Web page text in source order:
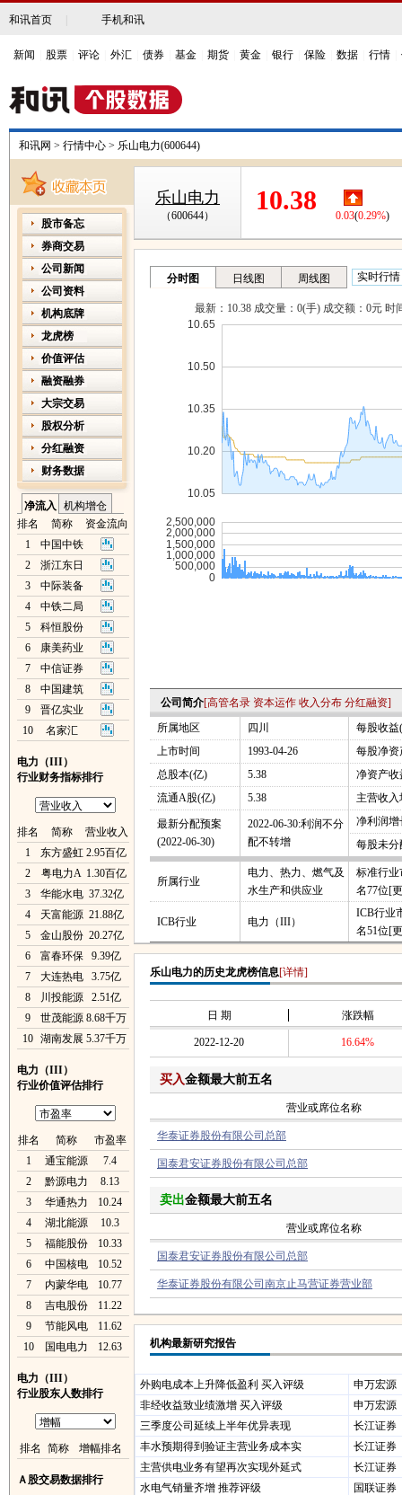
和讯首页 手机和讯
新闻 股票 评论 外汇 债券 基金 期货 黄金 银行 保险 数据 行情
和讯网 > 行情中心 > 乐山电力(600644)
股市备忘
券商交易
公司新闻
公司资料
机构底牌
龙虎榜
价值评估
融资融券
大宗交易
股权分析
分红融资
财务数据
净流入
机构增仓
排名
简称
资金流向
1
中国中铁
2
浙江东日
3
中际装备
4
中铁二局
5
科恒股份
6
康美药业
7
中信证券
8
中国建筑
9
晋亿实业
10
名家汇
电力（III）
行业财务指标排行
排名 简称
营业收入
1
东方盛虹 2.95百亿
2
粤电力A 1.30百亿
3
华能水电 37.32亿
4
天富能源 21.88亿
5
金山股份 20.27亿
6
富春环保
9.39亿
7
大连热电
3.75亿
8
川投能源
2.51亿
9
世茂能源 8.68千万
10 湖南发展 5.37千万
电力（III）
行业价值评估排行
排名 简称
市盈率
1
通宝能源
7.4
2
黔源电力
8.13
3
华通热力
10.24
4
湖北能源
10.3
5
福能股份
10.33
6
中国核电
10.52
7
内蒙华电
10.77
8
吉电股份
11.22
9
节能风电
11.62
10
国电电力 12.63
电力（III）
行业股东人数排行
排名 简称 增幅排名
Ａ股交易数据排行
乐山电力
（600644）
10.38
0.03(0.29%)
公司简介[高管名录 资本运作 收入分布 分红融资]
所属地区
四川
每股收益
上市时间
1993-04-26
每股净资
总股本(亿)
5.38
净资产收
流通A股(亿)
5.38 主营收入
最新分配预案
(2022-06-30)
2022-06-30:利润不分
配不转增
净利润增
每股未分
所属行业
电力、热力、燃气及
水生产和供应业
标准行业
名77位[
ICB行业 电力（III）
ICB行业
名51位[
乐山电力的历史龙虎榜信息[详情]
日 期 涨跌幅
2022-12-20 16.64%
买入金额最大前五名
营业或席位名称
华泰证券股份有限公司总部
国泰君安证券股份有限公司总部
卖出金额最大前五名
营业或席位名称
国泰君安证券股份有限公司总部
华泰证券股份有限公司南京止马营证券营业部
机构最新研究报告
外购电成本上升降低盈利 买入评级
申万宏源
非经收益致业绩激增 买入评级
申万宏源
三季度公司延续上半年优异表现
长江证券
丰水预期得到验证主营业务成本实
长江证券
主营供电业务有望再次实现外延式
长江证券
水电气销量齐增 推荐评级
国联证券